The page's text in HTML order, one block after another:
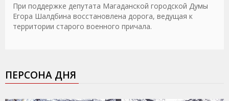
При поддержке депутата Магаданской городской Думы
Егора Шалдбина восстановлена дорога, ведущая к
территории старого военного причала.
ПЕРСОНА ДНЯ